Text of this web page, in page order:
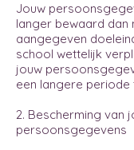
Jouw
langer bewaard dan
aangegeven
school wettelijk
jouw
een langere periode
2. Bescherming van
persoonsgegevens